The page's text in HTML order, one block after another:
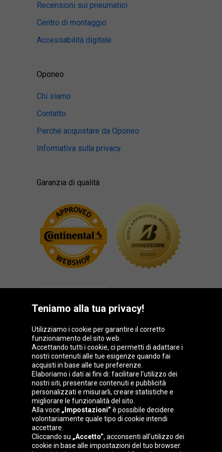
Recensioni sui pneumatici
Centro di montaggio
Accessabilità digitale
Oponeo
Chi siamo
Contatto
Perché acquistare da Oponeo
Informativa sulla privacy
Garanzia di qualità
Gruppo Oponeo
Belgique
Česká
republika
Deutschland Éire
España
Teniamo alla tua privacy!
Utilizziamo i cookie per garantire il corretto
funzionamento del sito web.
Accettando tutti i cookie, ci permetti di adattare i
nostri contenuti alle tue esigenze quando fai
acquisti in base alle tue preferenze.
Elaboriamo i dati ai fini di: facilitare l'utilizzo dei
nostri siti, presentare contenuti e pubblicità
personalizzati e misurarli, creare statistiche e
migliorare le funzionalità del sito.
Alla voce „Impostazioni” è possibile decidere
volontariamente quale tipo di cookie intendi
accettare.
Cliccando su „Accetto”, acconsenti all'utilizzo dei
cookie in base alle impostazioni del tuo browser.